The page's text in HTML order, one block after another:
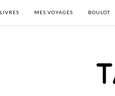
LIVRES MES VOYAGES BOULOT